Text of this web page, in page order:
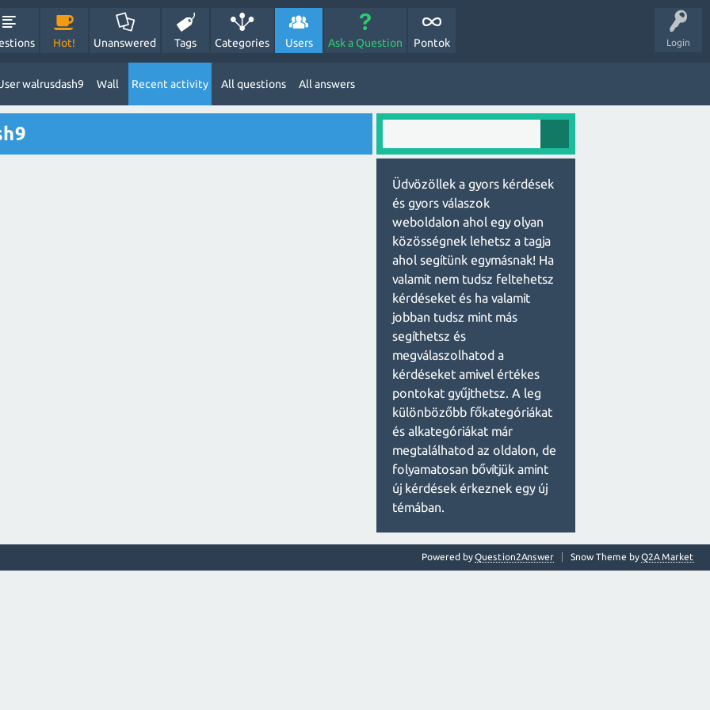
Login
Hot! Unanswered Tags Categories Users Ask a Question Pontok
walrusdash9 Wall Recent activity All questions All answers
Üdvözöllek a gyors kérdések
és gyors válaszok
weboldalon ahol egy olyan
közösségnek lehetsz a tagja
ahol segítünk egymásnak! Ha
valamit nem tudsz feltehetsz
kérdéseket és ha valamit
jobban tudsz mint más
segíthetsz és
megválaszolhatod a
kérdéseket amivel értékes
pontokat gyűjthetsz. A leg
különbözőbb főkategóriákat
és alkategóriákat már
megtalálhatod az oldalon, de
folyamatosan bővítjük amint
új kérdések érkeznek egy új
témában.
Snow Theme byQ2A Market
Powered byQuestion2Answer